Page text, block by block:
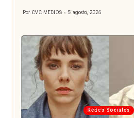
Publicado
Por CVC MEDIOS 5 agosto, 2026
Publicada
Redes Sociales